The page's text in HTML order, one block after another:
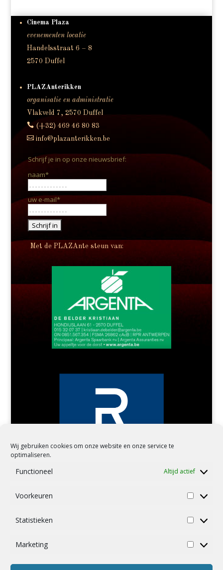
Wij gebruiken cookies om onze website en onze service te
optimaliseren.
Functioneel Altijd actief
Voorkeuren
Statistieken
Marketing
Cinema Plaza
evenementen locatie
Handelsstraat 6 – 8
2570 Duffel
PLAZAnterikken
organisatie en administratie
Vlakveld 7, 2570 Duffel
 (+32) 469 46 80 83
 info@plazanterikken.be
Schrijf je in op onze nieuwsbrief:
naam*
uw e-mail*
Met de PLAZAnte steun van: